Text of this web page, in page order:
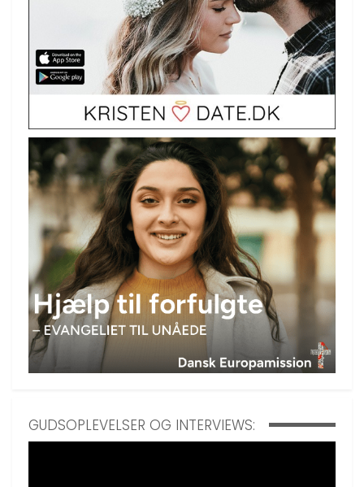
GUDSOPLEVELSER OG INTERVIEWS: